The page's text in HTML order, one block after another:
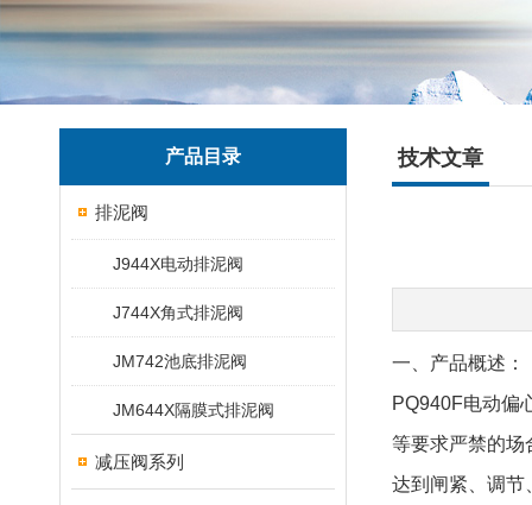
产品目录
排泥阀
J944X电动排泥阀
J744X角式排泥阀
JM742池底排泥阀
JM644X隔膜式排泥阀
减压阀系列
技术文章
一、产品概述：
PQ940F电动偏
等要求严禁的场
达到闸紧、调节